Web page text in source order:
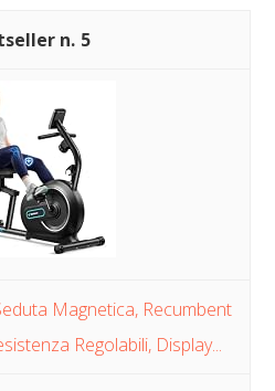
5
Magnetica, Recumbent
Regolabili, Display...